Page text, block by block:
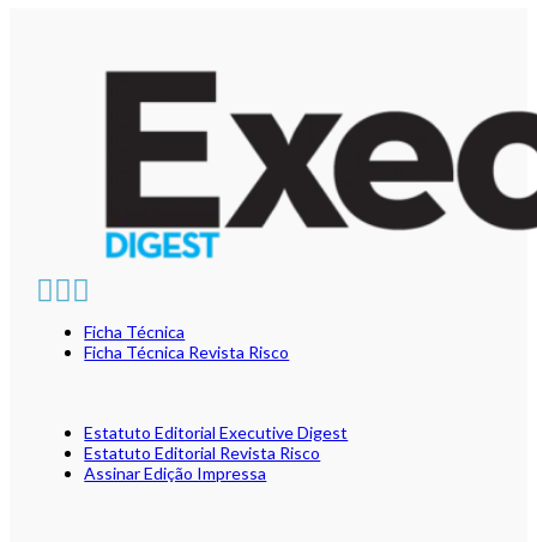
Ficha Técnica
Ficha Técnica Revista Risco
Estatuto Editorial Executive Digest
Estatuto Editorial Revista Risco
Assinar Edição Impressa